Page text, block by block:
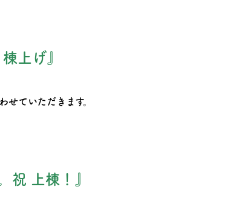
上げ』
せていただきます。
祝 上棟！』